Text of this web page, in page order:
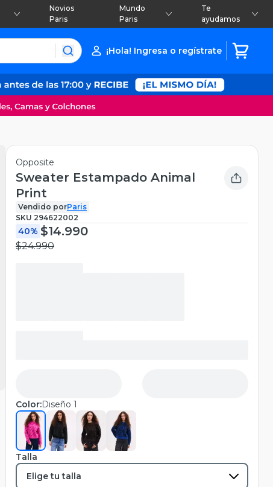
Novios
Paris
Mundo
Paris
Te
ayudamos
¡Hola! Ingresa o regístrate
Opposite
Sweater Estampado Animal
Print
Vendido porParis
SKU 294622002
40% $14.990
$24.990
Color:Diseño 1
Talla